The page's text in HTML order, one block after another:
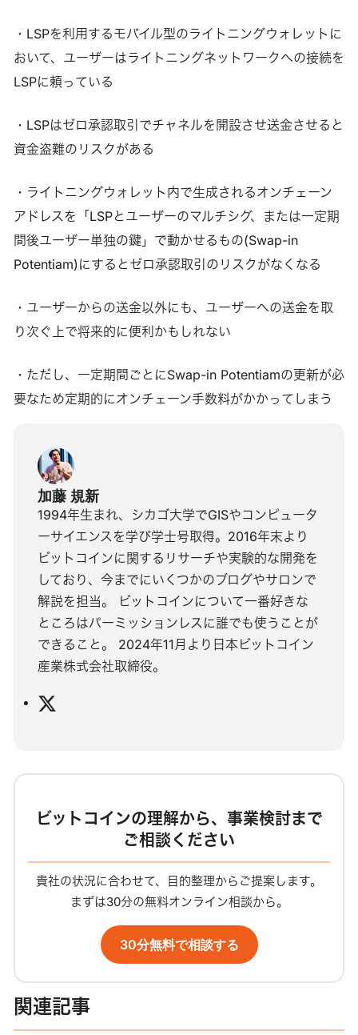
・LSPを利用するモバイル型のライトニングウォレットに
おいて、ユーザーはライトニングネットワークへの接続を
LSPに頼っている
・LSPはゼロ承認取引でチャネルを開設させ送金させると
資金盗難のリスクがある
・ライトニングウォレット内で生成されるオンチェーン
アドレスを「LSPとユーザーのマルチシグ、または一定期
間後ユーザー単独の鍵」で動かせるもの(Swap-in
Potentiam)にするとゼロ承認取引のリスクがなくなる
・ユーザーからの送金以外にも、ユーザーへの送金を取
り次ぐ上で将来的に便利かもしれない
・ただし、一定期間ごとにSwap-in Potentiamの更新が必
要なため定期的にオンチェーン手数料がかかってしまう
加藤 規新
1994年生まれ、シカゴ大学でGISやコンピュータ
ーサイエンスを学び学士号取得。2016年末より
ビットコインに関するリサーチや実験的な開発を
しており、今までにいくつかのブログやサロンで
解説を担当。 ビットコインについて一番好きな
ところはパーミッションレスに誰でも使うことが
できること。 2024年11月より日本ビットコイン
産業株式会社取締役。
ビットコインの理解から、事業検討まで
ご相談ください
貴社の状況に合わせて、目的整理からご提案します。
まずは30分の無料オンライン相談から。
30分無料で相談する
関連記事